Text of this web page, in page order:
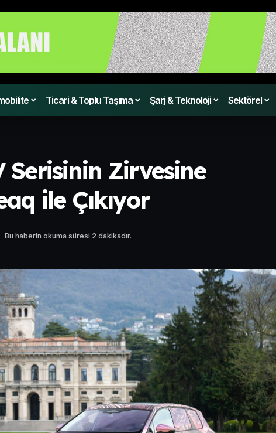
Ticari & Toplu Taşıma Şarj & Teknoloji Sektörel
Serisinin Zirvesine
ile Çıkıyor
Bu haberin okuma süresi 2 dakikadır.